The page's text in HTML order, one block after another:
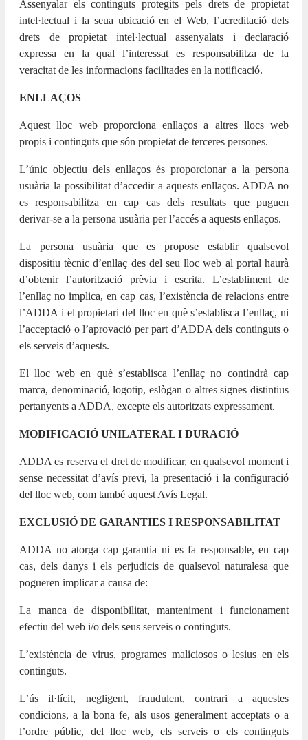
Assenyalar els continguts protegits pels drets de propietat
intel·lectual i la seua ubicació en el Web, l’acreditació dels
drets de propietat intel·lectual assenyalats i declaració
expressa en la qual l’interessat es responsabilitza de la
veracitat de les informacions facilitades en la notificació.
ENLLAÇOS
Aquest lloc web proporciona enllaços a altres llocs web
propis i continguts que són propietat de terceres persones.
L’únic objectiu dels enllaços és proporcionar a la persona
usuària la possibilitat d’accedir a aquests enllaços. ADDA no
es responsabilitza en cap cas dels resultats que puguen
derivar-se a la persona usuària per l’accés a aquests enllaços.
La persona usuària que es propose establir qualsevol
dispositiu tècnic d’enllaç des del seu lloc web al portal haurà
d’obtenir l’autorització prèvia i escrita. L’establiment de
l’enllaç no implica, en cap cas, l’existència de relacions entre
l’ADDA i el propietari del lloc en què s’establisca l’enllaç, ni
l’acceptació o l’aprovació per part d’ADDA dels continguts o
els serveis d’aquests.
El lloc web en què s’establisca l’enllaç no contindrà cap
marca, denominació, logotip, eslògan o altres signes distintius
pertanyents a ADDA, excepte els autoritzats expressament.
MODIFICACIÓ UNILATERAL I DURACIÓ
ADDA es reserva el dret de modificar, en qualsevol moment i
sense necessitat d’avís previ, la presentació i la configuració
del lloc web, com també aquest Avís Legal.
EXCLUSIÓ DE GARANTIES I RESPONSABILITAT
ADDA no atorga cap garantia ni es fa responsable, en cap
cas, dels danys i els perjudicis de qualsevol naturalesa que
pogueren implicar a causa de:
La manca de disponibilitat, manteniment i funcionament
efectiu del web i/o dels seus serveis o continguts.
L’existència de virus, programes maliciosos o lesius en els
continguts.
L’ús il·lícit, negligent, fraudulent, contrari a aquestes
condicions, a la bona fe, als usos generalment acceptats o a
l’ordre públic, del lloc web, els serveis o els continguts